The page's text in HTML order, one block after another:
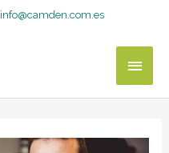
info@camden.com.es